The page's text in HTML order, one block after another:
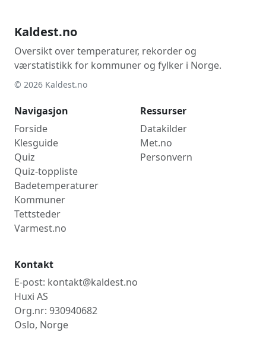
Kaldest.no
Oversikt over temperaturer, rekorder og
værstatistikk for kommuner og fylker i Norge.
© 2026 Kaldest.no
Navigasjon
Forside
Klesguide
Quiz
Quiz-toppliste
Badetemperaturer
Kommuner
Tettsteder
Varmest.no
Ressurser
Datakilder
Met.no
Personvern
Kontakt
E-post: kontakt@kaldest.no
Huxi AS
Org.nr: 930940682
Oslo, Norge